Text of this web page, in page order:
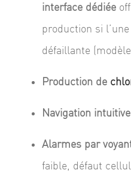
interface dédiée
production si
défaillante
Production de
Navigation intuitive
Alarmes par
faible, défaut